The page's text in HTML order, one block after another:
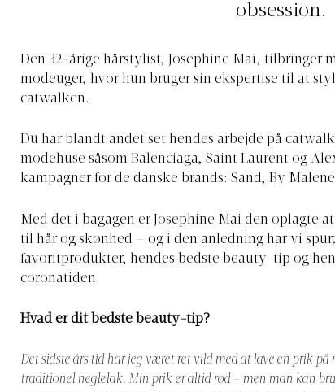
obsession.
Den 32-årige hårstylist, Josephine Mai, tilbringer
modeuger, hvor hun bruger sin ekspertise til at
catwalken.
Du har blandt andet set hendes arbejde på
modehuse såsom Balenciaga, Saint Laurent og
kampagner for de danske brands: Sand, By
Med det i bagagen er Josephine Mai den oplagte
til hår og skønhed – og i den anledning har vi
favoritprodukter, hendes bedste beauty-tip og
coronatiden.
Hvad er dit bedste beauty-tip?
Det sidste års tid har jeg været ret vild med at lave en prik
traditionel neglelak. Min prik er altid rød – men man kan